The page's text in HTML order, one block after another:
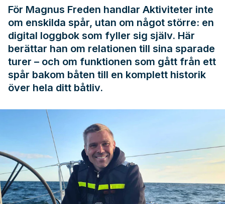
För Magnus Freden handlar Aktiviteter inte
om enskilda spår, utan om något större: en
digital loggbok som fyller sig själv. Här
berättar han om relationen till sina sparade
turer – och om funktionen som gått från ett
spår bakom båten till en komplett historik
över hela ditt båtliv.